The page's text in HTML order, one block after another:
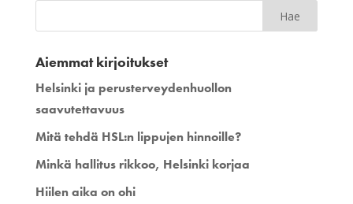
Aiemmat kirjoitukset
Helsinki ja perusterveydenhuollon
saavutettavuus
Mitä tehdä HSL:n lippujen hinnoille?
Minkä hallitus rikkoo, Helsinki korjaa
Hiilen aika on ohi